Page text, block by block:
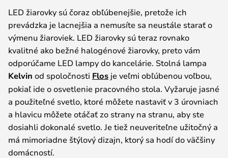
LED žiarovky sú čoraz obľúbenejšie, pretože ich
prevádzka je lacnejšia a nemusíte sa neustále starať o
výmenu žiaroviek. LED žiarovky sú teraz rovnako
kvalitné ako bežné halogénové žiarovky, preto vám
odporúčame LED lampy do kancelárie. Stolná lampa
Kelvin od spoločnosti Flos je veľmi obľúbenou voľbou,
pokiaľ ide o osvetlenie pracovného stola. Vyžaruje jasné
a použiteľné svetlo, ktoré môžete nastaviť v 3 úrovniach
a hlavicu môžete otáčať zo strany na stranu, aby ste
dosiahli dokonalé svetlo. Je tiež neuveriteľne užitočný a
má mimoriadne štýlový dizajn, ktorý sa hodí do väčšiny
domácností.